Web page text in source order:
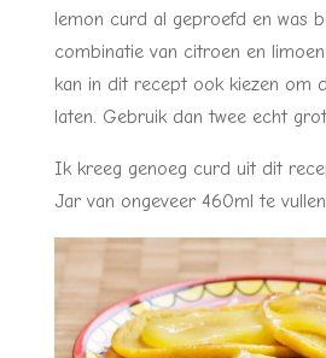
lemon curd al geproefd en was
combinatie van citroen en
kan in dit recept ook kiezen om
laten. Gebruik dan twee echt
Ik kreeg genoeg curd uit dit
Jar van ongeveer 460ml te